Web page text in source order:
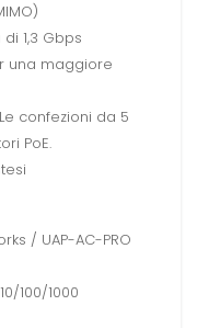
1,3 Gbps
una maggiore
confezioni da 5
PoE.
/ UAP-AC-PRO
100/1000